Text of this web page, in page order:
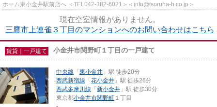
ホーム東小金井駅前店へ ＜TEL042-382-6021＞＜info@tsuruha-h.co.jp＞
現在空室情報がありません。
三鷹市上連雀３丁目のマンションへのお問い合わせはこちら
賃貸｜一戸建て 小金井市関野町１丁目の一戸建て
中央線 「 東小金井 」駅 徒歩20分
西武新宿線 「 花小金井 」駅 徒歩26分
西武多摩川線 「 新小金井 」駅 徒歩30分
東京都小金井市関野町 １丁目